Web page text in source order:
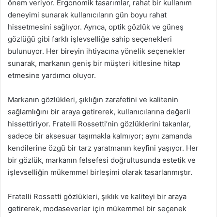
önem veriyor. Ergonomik tasarımlar, rahat bir kullanım
deneyimi sunarak kullanıcıların gün boyu rahat
hissetmesini sağlıyor. Ayrıca, optik gözlük ve güneş
gözlüğü gibi farklı işlevselliğe sahip seçenekleri
bulunuyor. Her bireyin ihtiyacına yönelik seçenekler
sunarak, markanın geniş bir müşteri kitlesine hitap
etmesine yardımcı oluyor.
Markanın gözlükleri, şıklığın zarafetini ve kalitenin
sağlamlığını bir araya getirerek, kullanıcılarına değerli
hissettiriyor. Fratelli Rossetti’nin gözlüklerini takanlar,
sadece bir aksesuar taşımakla kalmıyor; aynı zamanda
kendilerine özgü bir tarz yaratmanın keyfini yaşıyor. Her
bir gözlük, markanın felsefesi doğrultusunda estetik ve
işlevselliğin mükemmel birleşimi olarak tasarlanmıştır.
Fratelli Rossetti gözlükleri, şıklık ve kaliteyi bir araya
getirerek, modaseverler için mükemmel bir seçenek